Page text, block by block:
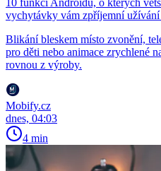
10 funkcí Androidu, o kterých
vychytávky vám zpříjemní
Blikání bleskem místo zvonění,
pro děti nebo animace zrychlené
rovnou z výroby.
Mobify.cz
dnes, 04:03
4 min